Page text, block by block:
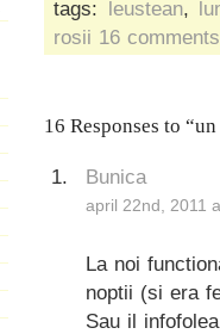
tags: leustean,
rosii 16
16 Responses to
Bunica
april 22nd, 2011
La noi
noptii (si era
Sau il